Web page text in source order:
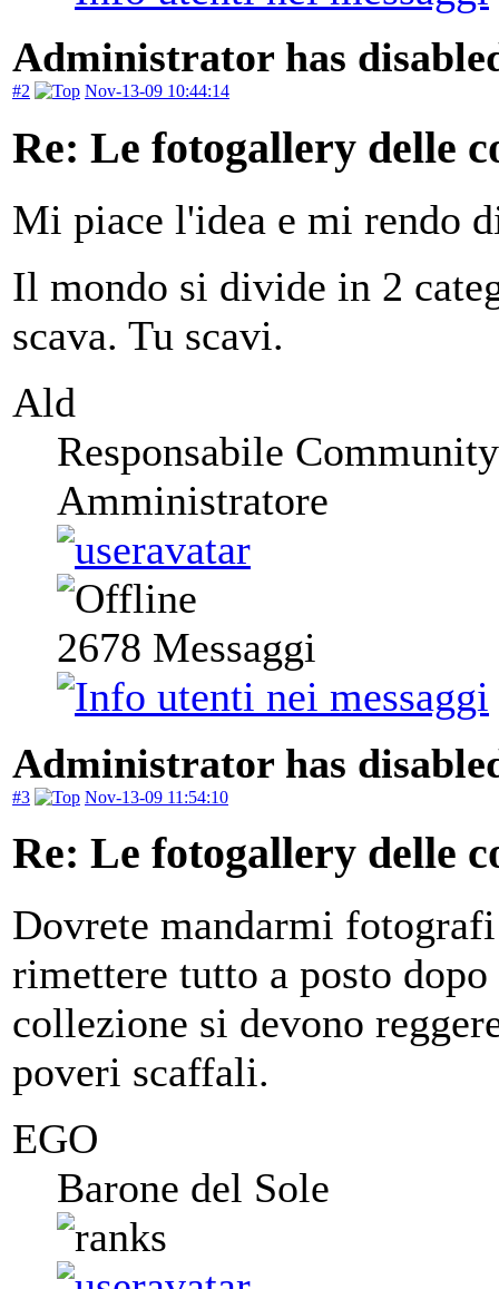
Administrator has
#2 Nov-13-09 10:44:14
Re: Le fotogallery delle
Mi piace l'idea e mi rendo
Il mondo si divide in 2
scava. Tu scavi.
Ald
Responsabile Community
Amministratore
2678 Messaggi
Administrator has
#3 Nov-13-09 11:54:10
Re: Le fotogallery delle
Dovrete mandarmi
rimettere tutto a posto
collezione si devono
poveri scaffali.
EGO
Barone del Sole